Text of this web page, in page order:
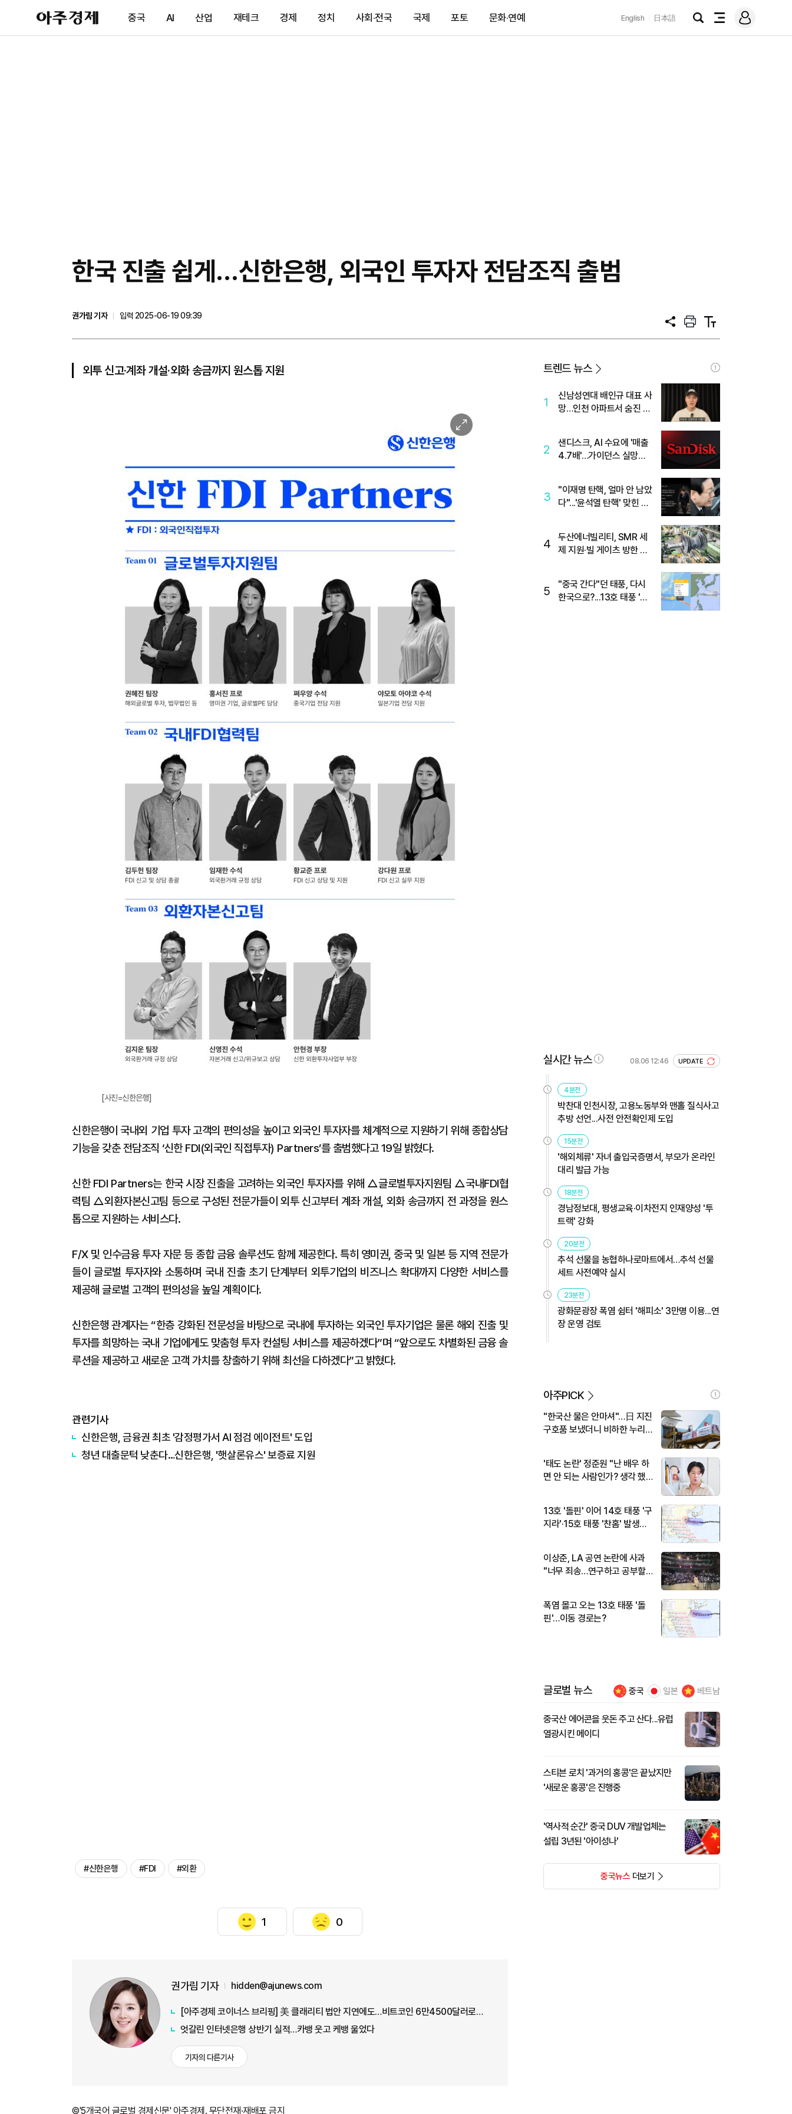
아
주
제
중국 AI 산업 재테크 경제 정치 사회·전국 국제 포토 문화·연예 English 日本語
검
전
메
그
한국 진출 쉽게…신한은행, 외국인 투자자 전담조직 출범
권가림 기자
입력 2025-06-19 09:39
공
프
트
텍
트
외투 신고·계좌 개설·외화 송금까지 원스톱 지원
이
미
대
[사진=신한은행]
신한은행이 국내외 기업 투자 고객의 편의성을 높이고 외국인 투자자를 체계적으로 지원하기 위해 종합상담
기능을 갖춘 전담조직 ‘신한 FDI(외국인 직접투자) Partners’를 출범했다고 19일 밝혔다.
신한 FDI Partners는 한국 시장 진출을 고려하는 외국인 투자자를 위해 △글로벌투자지원팀 △국내FDI협
력팀 △외환자본신고팀 등으로 구성된 전문가들이 외투 신고부터 계좌 개설, 외화 송금까지 전 과정을 원스
톱으로 지원하는 서비스다.
F/X 및 인수금융 투자 자문 등 종합 금융 솔루션도 함께 제공한다. 특히 영미권, 중국 및 일본 등 지역 전문가
들이 글로벌 투자자와 소통하며 국내 진출 초기 단계부터 외투기업의 비즈니스 확대까지 다양한 서비스를
제공해 글로벌 고객의 편의성을 높일 계획이다.
신한은행 관계자는 “한층 강화된 전문성을 바탕으로 국내에 투자하는 외국인 투자기업은 물론 해외 진출 및
투자를 희망하는 국내 기업에게도 맞춤형 투자 컨설팅 서비스를 제공하겠다”며 “앞으로도 차별화된 금융 솔
루션을 제공하고 새로운 고객 가치를 창출하기 위해 최선을 다하겠다”고 밝혔다.
관련기사
신한은행, 금융권 최초 '감정평가서 AI 점검 에이전트' 도입
청년 대출문턱 낮춘다…신한은행, '햇살론유스' 보증료 지원
#신한은행 #FDI #외환
1 0
권가림 기자 hidden@ajunews.com
[아주경제 코이너스 브리핑] 美 클래리티 법안 지연에도…비트코인 6만4500달러로 상승
엇갈린 인터넷은행 상반기 실적…카뱅 웃고 케뱅 울었다
기자의 다른기사
©'5개국어 글로벌 경제신문' 아주경제. 무단전재·재배포 금지
트렌드 뉴스
1
신남성연대 배인규 대표 사
망…인천 아파트서 숨진 채
2
샌디스크, AI 수요에 '매출
4.7배'…가이던스 실망에
3
"이재명 탄핵, 얼마 안 남았
다"...'윤석열 탄핵' 맞힌 무
4
두산에너빌리티, SMR 세
제 지원·빌 게이츠 방한 기
5
"중국 간다"던 태풍, 다시
한국으로?...13호 태풍 '돌
실시간 뉴스 08.06 12:46 UPDATE
4분전
박찬대 인천시장, 고용노동부와 맨홀 질식사고
추방 선언...사전 안전확인제 도입
15분전
'해외체류' 자녀 출입국증명서, 부모가 온라인
대리 발급 가능
18분전
경남정보대, 평생교육·이차전지 인재양성 '투
트랙' 강화
20분전
추석 선물을 농협하나로마트에서…추석 선물
세트 사전예약 실시
23분전
광화문광장 폭염 쉼터 '해피소' 3만명 이용...연
장 운영 검토
아주PICK
"한국산 물은 안마셔"…日 지진
구호품 보냈더니 비하한 누리
'태도 논란' 정준원 "난 배우 하
면 안 되는 사람인가? 생각 했
13호 '돌핀' 이어 14호 태풍 '구
지라'·15호 태풍 '찬홈' 발생…
이상준, LA 공연 논란에 사과
"너무 죄송…연구하고 공부할
폭염 몰고 오는 13호 태풍 '돌
핀'…이동 경로는?
글로벌 뉴스 중국 일본 베트남
중국산 에어콘을 웃돈 주고 산다...유럽
열광시킨 메이디
스티븐 로치 '과거의 홍콩'은 끝났지만
'새로운 홍콩'은 진행중
'역사적 순간' 중국 DUV 개발업체는
설립 3년된 '아이성나'
중국뉴스더보기